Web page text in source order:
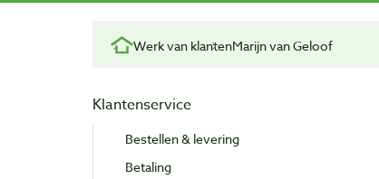
Werk van klantenMarijn van Geloof
Klantenservice
Bestellen & levering
Betaling